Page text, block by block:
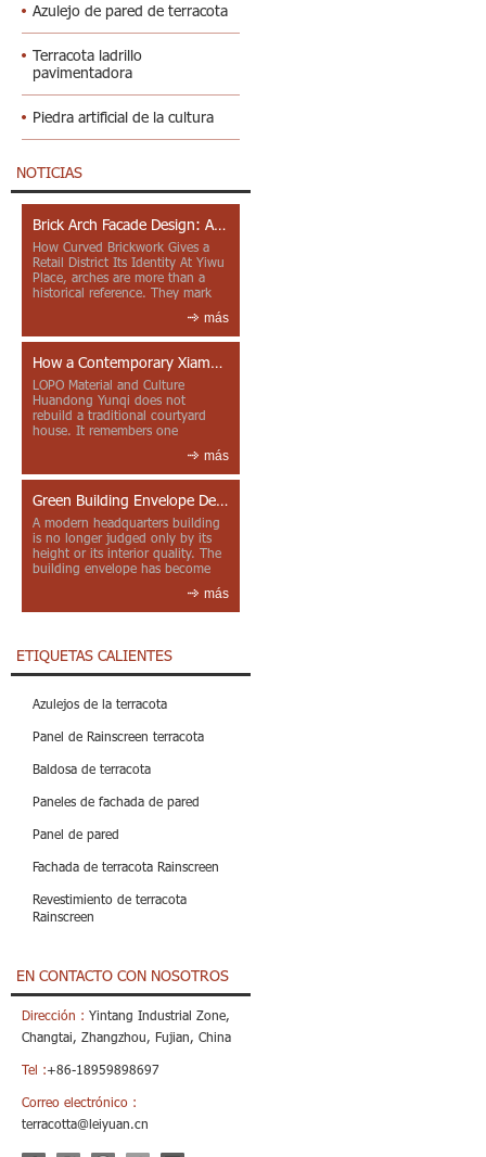
Azulejo de pared de terracota
Terracota ladrillo
pavimentadora
Piedra artificial de la cultura
NOTICIAS
Brick Arch Facade Design: A Closer Look at Yiwu Place
How Curved Brickwork Gives a
Retail District Its Identity At Yiwu
Place, arches are more than a
historical reference. They mark
más
How a Contemporary Xiamen Project Reframes Minnan Red Brick
LOPO Material and Culture
Huandong Yunqi does not
rebuild a traditional courtyard
house. It remembers one
más
Green Building Envelope Design: Clay Sunscreen Fins for Modern Headquarters Architecture
A modern headquarters building
is no longer judged only by its
height or its interior quality. The
building envelope has become
más
ETIQUETAS CALIENTES
Azulejos de la terracota
Panel de Rainscreen terracota
Baldosa de terracota
Paneles de fachada de pared
Panel de pared
Fachada de terracota Rainscreen
Revestimiento de terracota
Rainscreen
EN CONTACTO CON NOSOTROS
Dirección : Yintang Industrial Zone,
Changtai, Zhangzhou, Fujian, China
Tel :+86-18959898697
Correo electrónico :
terracotta@leiyuan.cn